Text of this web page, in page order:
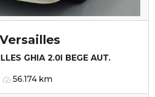
Versailles
GHIA 2.0I BEGE AUT.
56.174 km